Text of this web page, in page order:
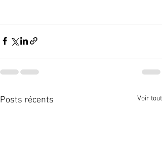
Posts récents Voir tout